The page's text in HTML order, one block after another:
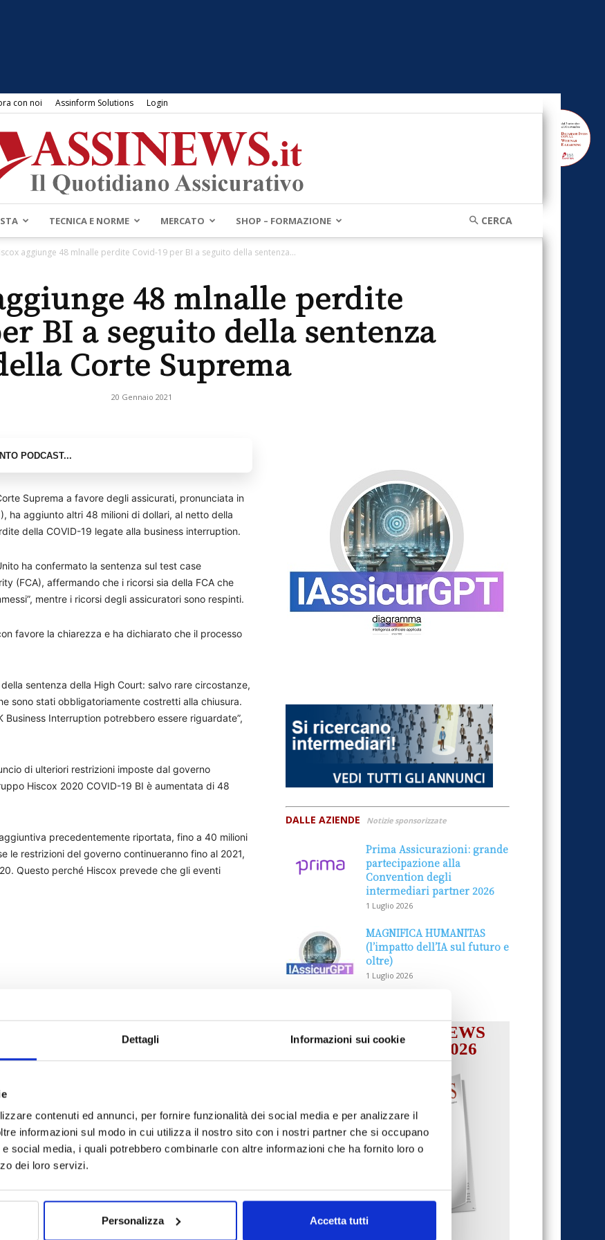
Dettagli Informazioni sui cookie
contenuti ed annunci, per fornire funzionalità dei social media e per analizzare il
informazioni sul modo in cui utilizza il nostro sito con i nostri partner che si occupano
social media, i quali potrebbero combinarle con altre informazioni che ha fornito loro o
dei loro servizi.
Personalizza Accetta tutti
con noi Assinform Solutions Login
Assinews.it
TECNICA E NORME MERCATO SHOP – FORMAZIONE
aggiunge 48 mlnalle perdite Covid-19 per BI a seguito della sentenza...
48 mlnalle perdite
BI a seguito della sentenza
Corte Suprema
20 Gennaio 2021
Suprema a favore degli assicurati, pronunciata in
ha aggiunto altri 48 milioni di dollari, al netto della
della COVID-19 legate alla business interruption.
ha confermato la sentenza sul test case
(FCA), affermando che i ricorsi sia della FCA che
mentre i ricorsi degli assicuratori sono respinti.
favore la chiarezza e ha dichiarato che il processo
sentenza della High Court: salvo rare circostanze,
sono stati obbligatoriamente costretti alla chiusura.
Interruption potrebbero essere riguardate”,
di ulteriori restrizioni imposte dal governo
Hiscox 2020 COVID-19 BI è aumentata di 48
precedentemente riportata, fino a 40 milioni
le restrizioni del governo continueranno fino al 2021,
Questo perché Hiscox prevede che gli eventi
DALLE AZIENDE Notizie sponsorizzate
Prima Assicurazioni: grande
partecipazione alla
Convention degli
intermediari partner 2026
1 Luglio 2026
MAGNIFICA HUMANITAS
(l’impatto dell’IA sul futuro e
oltre)
1 Luglio 2026
IL MENSILE ASSINEWS
LUGLIO-AGOSTO 2026